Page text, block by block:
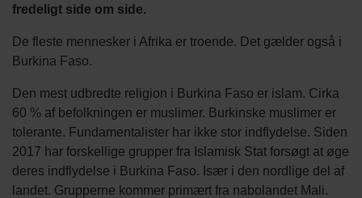
fredeligt side om side.
De fleste mennesker i Afrika er troende. Det gælder også i
Burkina Faso.
Den mest udbredte religion i Burkina Faso er islam. Cirka
60 % af befolkningen er muslimer. Burkinske muslimer er
tolerante. Fundamentalister har ikke stor indflydelse. Siden
2017 har forskellige grupper fra Islamisk Stat forsøgt at øge
deres indflydelse i Burkina Faso. Især i den nordlige del af
landet. Grupperne kommer primært fra nabolandet Mali.